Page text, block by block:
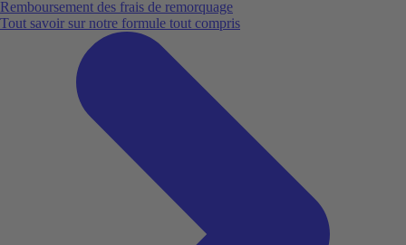
Remboursement des frais de remorquage
Tout savoir sur notre formule tout compris